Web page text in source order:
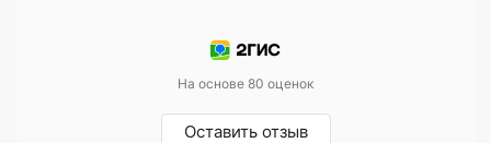
На основе 80 оценок
Оставить отзыв